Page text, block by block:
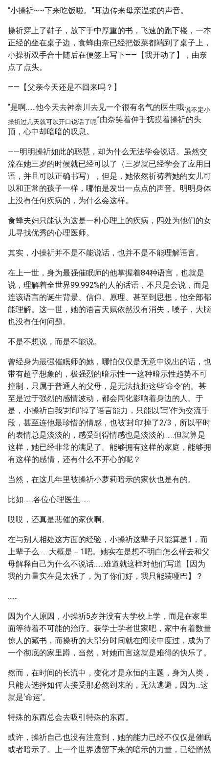
“小操祈~~下来吃饭啦。”耳边传来母亲温柔的声音。
操祈穿上了鞋子，放下手中厚重的书，飞速的跑下楼，一本
正经的坐在桌子边，食蜂由奈已经把饭菜都端到了桌子上，
小操祈双手合十随后在便签上写下——【我开动了】，由奈
点了点头。
——【父亲今天还是不回来吗？】
“是啊……他今天去神奈川去见一个很有名气的医生哦说不定小
操祈过几天就可以开口说话了呢”由奈笑着伸手抚摸着操祈的头
顶，心中却暗暗的叹息。
——明明操祈如此的聪慧，却为什么无法学会说话。虽然交
流在她三岁的时候就已经可以了（三岁就已经学会了应用日
语，并且可以正确书写），但是，她依然祈祷着她的女儿可
以和正常的孩子一样，哪怕是发出一点点的声音。明明身体
上没有任何疾病的，为什么会这样。
食蜂夫妇只能认为这是一种心理上的疾病，四处为他们的女
儿寻找优秀的心理医师。
其实，小操祈并不是不能说话，也并不是不能理解语言。
在上一世，身为最强催眠师的他掌握着84种语言，也就是
说，理解着全世界99.992%的人的话语，不只是会说，而是
连该语言的诞生背景、信仰、原理、甚至到思想，他全部都
能理解。这一世，她的语言天赋依然没有消失，嗓子，大脑
也没有任何问题。
不是不想说，而是不能说。
曾经身为最强催眠师的她，哪怕仅仅是无意中说出的话，也
带有超乎想象的，极强烈的暗示性——这种暗示性趋势不可
控制，只属于普通人的父母，是无法抗拒这些‘命令’的。甚
至是过于强烈的感情波动，都会同化影响着身边的人。于
是，小操祈自我‘封印’掉了语言能力，只能以‘写’作为交流手
段，甚至连他最珍惜的情感，也被‘封印’掉了2/3，所以平时
的表情总是淡淡的，感受到得情感也是淡淡的……但就算是
这样，她已经非常的满足了。能够拥有这样的家庭，能够拥
有这样的感情，还有什么不开心的呢？
当然，在这几年里被操祈小萝莉暗示的家伙也是有的。
比如……各位心理医生……
哎哎，还真是悲催的家伙啊。
在与别人相处这方面的经验，小操祈这辈子只能算是1，而
上辈子么……大概是－1吧。她实在是想不明白怎么样去和父
母解释自己为什么不说话……难道就这样对他们写道【因为
我的力量实在是太强了，为了你们好，我只能装哑巴】？
……
因为个人原因，小操祈5岁并没有去学校上学，而是在家里
面等待着不可能的治疗。获学士学者世家吧，家中有着数量
惊人的藏书，而操祈的大部分时间就在阅读中度过，成为了
一个彻底的家里蹲，当然，对她而言这就是难得的快乐了。
然而，在时间的长流中，变化才是永恒的主题，身为人类，
只能去选择如何去接受那必然到来的，无法逃避，因为…这
就是‘命运’。
特殊的东西总会去吸引特殊的东西。
或许，操祈自己也没有注意到，她的能力已经不仅仅是催眠
或者暗示了。上一个世界遗留下来的暗示的力量，已经悄然